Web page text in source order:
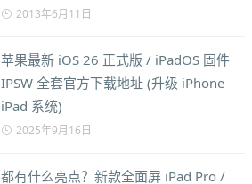
2013年6月11日
苹果最新 iOS 26 正式版 / iPadOS 固件
IPSW 全套官方下载地址 (升级 iPhone
iPad 系统)
2025年9月16日
都有什么亮点？新款全面屏 iPad Pro /